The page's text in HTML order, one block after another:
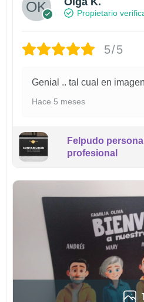
Propietario
5/5
Genial .. tal cual en
Hace 5 meses
Felpudo
profesional